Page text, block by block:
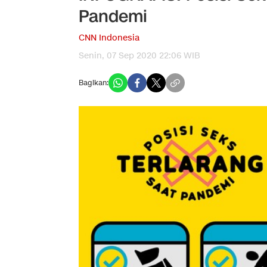
Pandemi
CNN Indonesia
Senin, 07 Sep 2020 22:06 WIB
Bagikan: